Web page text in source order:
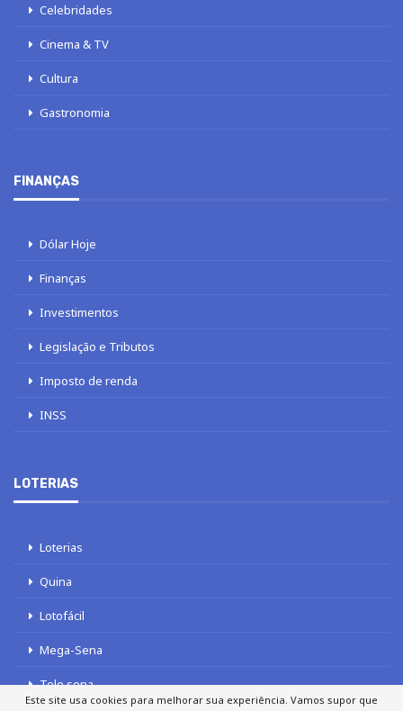
Celebridades
Cinema & TV
Cultura
Gastronomia
FINANÇAS
Dólar Hoje
Finanças
Investimentos
Legislação e Tributos
Imposto de renda
INSS
LOTERIAS
Loterias
Quina
Lotofácil
Mega-Sena
Tele sena
Este site usa cookies para melhorar sua experiência. Vamos supor que